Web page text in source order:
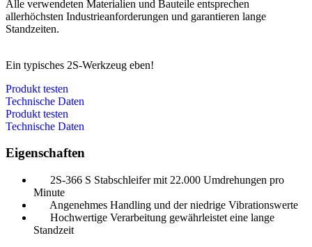
Alle verwendeten Materialien und Bauteile entsprechen
allerhöchsten Industrieanforderungen und garantieren lange
Standzeiten.
Ein typisches 2S-Werkzeug eben!
Produkt testen
Technische Daten
Produkt testen
Technische Daten
Eigenschaften
2S-366 S Stabschleifer mit 22.000 Umdrehungen pro
Minute
Angenehmes Handling und der niedrige Vibrationswerte
Hochwertige Verarbeitung gewährleistet eine lange
Standzeit